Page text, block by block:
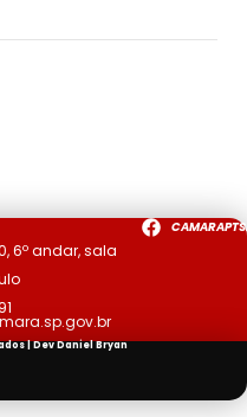
6º andar, sala
| DevDaniel Bryan